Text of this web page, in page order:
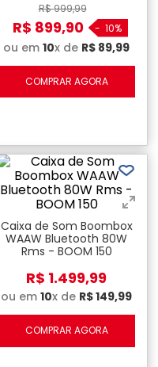
R$999,99
R$ 899,90 - 10%
ou em 10x de R$ 89,99
COMPRAR AGORA
Caixa de Som Boombox
WAAW Bluetooth 80W
Rms - BOOM 150
R$ 1.499,99
ou em 10x de R$149,99
COMPRAR AGORA